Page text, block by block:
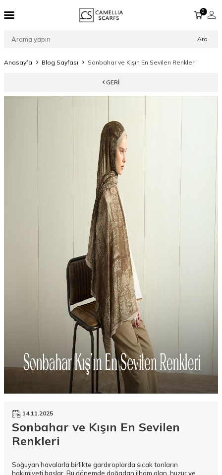
Ara
0
Anasayfa Blog Sayfası Sonbahar ve Kışın En Sevilen Renkleri
GERI
14.11.2025
Sonbahar ve Kışın En Sevilen
Renkleri
Soğuyan havalarla birlikte gardıroplarda sıcak tonların
hakimiyeti başlar. Bu dönemde doğadan ilham alan, huzur ve